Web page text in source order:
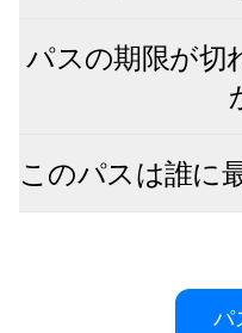
パスの期限が切
このパスは誰に
パ